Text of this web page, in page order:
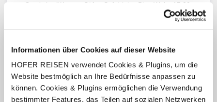
Informationen über Cookies auf dieser Website
HOFER REISEN verwendet Cookies & Plugins, um die
Website bestmöglich an Ihre Bedürfnisse anpassen zu
können. Cookies & Plugins ermöglichen die Verwendung
bestimmter Features, das Teilen auf sozialen Netzwerken
Getränke (Wasser, Säfte, Softdrinks, Bier, Wein, 17:30 –
10 % Ermäßigung auf den Eintritt in die Erlebnis-Therme
Filzmoos Sommer Card (ab ca. Ende Mai bis ca. Mitte
Oktober) undSalzburger Sportwelt Card
(gültig für die
Dauer des Aufenthaltes, Leistungen teilweise